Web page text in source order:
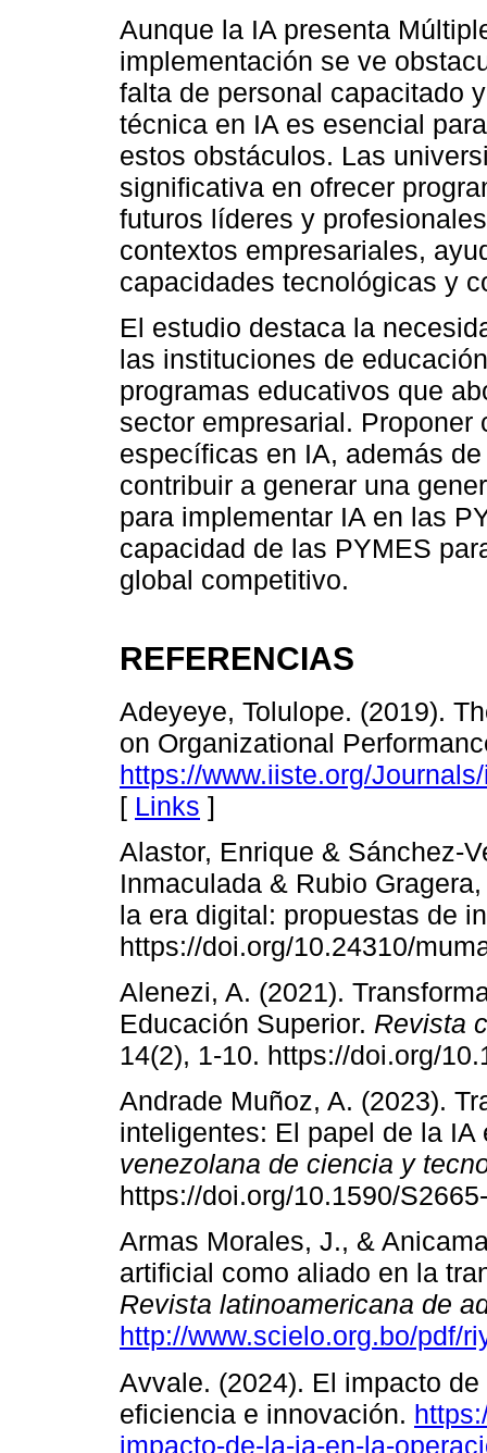
Aunque la IA presenta
implementación se ve
falta de personal capacitado
técnica en IA es esencial
estos obstáculos. Las
significativa en ofrecer
futuros líderes y
contextos empresariales,
capacidades tecnológicas y
El estudio destaca la
las instituciones de
programas educativos que
sector empresarial.
específicas en IA, además
contribuir a generar una
para implementar IA en las
capacidad de las PYMES
global competitivo.
REFERENCIAS
Adeyeye, Tolulope. (2019).
on Organizational
https://www.iiste.org/
[ Links ]
Alastor, Enrique & Sánchez-
Inmaculada & Rubio
la era digital: propuestas de
https://doi.org/10.24310/
Alenezi, A. (2021).
Educación Superior. Revista
14(2), 1-10. https://doi.org/
Andrade Muñoz, A. (2023).
inteligentes: El papel de la
venezolana de ciencia y
https://doi.org/10.1590/
Armas Morales, J., &
artificial como aliado en la
Revista latinoamericana de
http://www.scielo.org.bo/pdf/
Avvale. (2024). El impacto
eficiencia e innovación.
impacto-de-la-ia-en-la-